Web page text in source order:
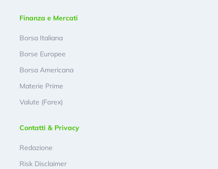
Finanza e Mercati
Borsa Italiana
Borse Europee
Borsa Americana
Materie Prime
Valute (Forex)
Contatti & Privacy
Redazione
Risk Disclaimer